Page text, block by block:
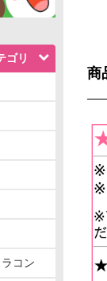
ゴリ
コン
商